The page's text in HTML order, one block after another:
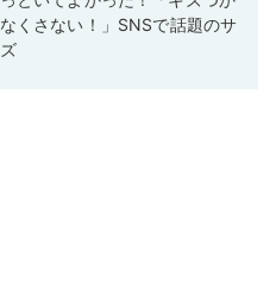
くさない！」SNSで話題のサ